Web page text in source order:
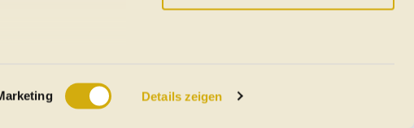
Sie Ihre
Details zeigen